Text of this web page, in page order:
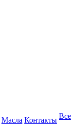
Масла Контакты Все